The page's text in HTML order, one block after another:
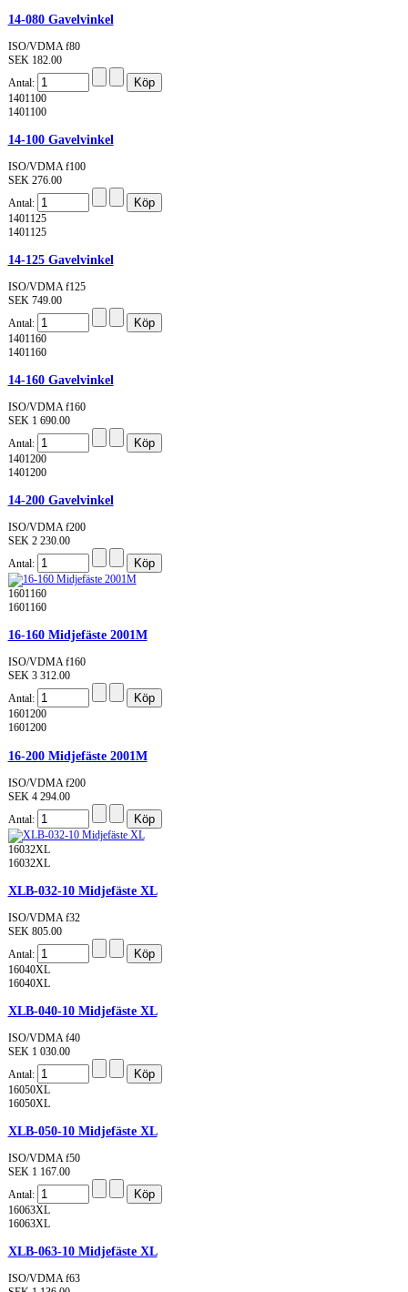
14-080 Gavelvinkel
ISO/VDMA f80
SEK 182.00
Antal:
1401100
1401100
14-100 Gavelvinkel
ISO/VDMA f100
SEK 276.00
Antal:
1401125
1401125
14-125 Gavelvinkel
ISO/VDMA f125
SEK 749.00
Antal:
1401160
1401160
14-160 Gavelvinkel
ISO/VDMA f160
SEK 1 690.00
Antal:
1401200
1401200
14-200 Gavelvinkel
ISO/VDMA f200
SEK 2 230.00
Antal:
1601160
1601160
16-160 Midjefäste 2001M
ISO/VDMA f160
SEK 3 312.00
Antal:
1601200
1601200
16-200 Midjefäste 2001M
ISO/VDMA f200
SEK 4 294.00
Antal:
16032XL
16032XL
XLB-032-10 Midjefäste XL
ISO/VDMA f32
SEK 805.00
Antal:
16040XL
16040XL
XLB-040-10 Midjefäste XL
ISO/VDMA f40
SEK 1 030.00
Antal:
16050XL
16050XL
XLB-050-10 Midjefäste XL
ISO/VDMA f50
SEK 1 167.00
Antal:
16063XL
16063XL
XLB-063-10 Midjefäste XL
ISO/VDMA f63